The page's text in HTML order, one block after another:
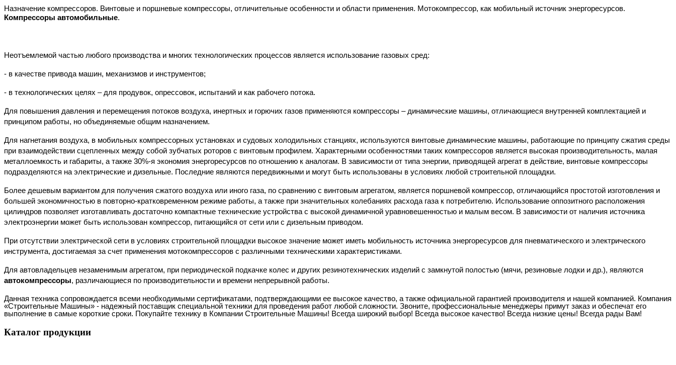
Назначение компрессоров. Винтовые и поршневые компрессоры, отличительные особенности и области применения. Мотокомпрессор, как мобильный источник энергоресурсов.
Компрессоры автомобильные.
Неотъемлемой частью любого производства и многих технологических процессов является использование газовых сред:
- в качестве привода машин, механизмов и инструментов;
- в технологических целях – для продувок, опрессовок, испытаний и как рабочего потока.
Для повышения давления и перемещения потоков воздуха, инертных и горючих газов применяются компрессоры – динамические машины, отличающиеся внутренней комплектацией и
принципом работы, но объединяемые общим назначением.
Для нагнетания воздуха, в мобильных компрессорных установках и судовых холодильных станциях, используются винтовые динамические машины, работающие по принципу сжатия среды
при взаимодействии сцепленных между собой зубчатых роторов с винтовым профилем. Характерными особенностями таких компрессоров является высокая производительность, малая
металлоемкость и габариты, а также 30%-я экономия энергоресурсов по отношению к аналогам. В зависимости от типа энергии, приводящей агрегат в действие, винтовые компрессоры
подразделяются на электрические и дизельные. Последние являются передвижными и могут быть использованы в условиях любой строительной площадки.
Более дешевым вариантом для получения сжатого воздуха или иного газа, по сравнению с винтовым агрегатом, является поршневой компрессор, отличающийся простотой изготовления и
большей экономичностью в повторно-кратковременном режиме работы, а также при значительных колебаниях расхода газа к потребителю. Использование оппозитного расположения
цилиндров позволяет изготавливать достаточно компактные технические устройства с высокой динамичной уравновешенностью и малым весом. В зависимости от наличия источника
электроэнергии может быть использован компрессор, питающийся от сети или с дизельным приводом.
При отсутствии электрической сети в условиях строительной площадки высокое значение может иметь мобильность источника энергоресурсов для пневматического и электрического
инструмента, достигаемая за счет применения мотокомпрессоров с различными техническими характеристиками.
Для автовладельцев незаменимым агрегатом, при периодической подкачке колес и других резинотехнических изделий с замкнутой полостью (мячи, резиновые лодки и др.), являются
автокомпрессоры, различающиеся по производительности и времени непрерывной работы.
Данная техника сопровождается всеми необходимыми сертификатами, подтверждающими ее высокое качество, а также официальной гарантией производителя и нашей компанией. Компания
«Строительные Машины» - надежный поставщик специальной техники для проведения работ любой сложности. Звоните, профессиональные менеджеры примут заказ и обеспечат его
выполнение в самые короткие сроки. Покупайте технику в Компании Строительные Машины! Всегда широкий выбор! Всегда высокое качество! Всегда низкие цены! Всегда рады Вам!
Каталог продукции